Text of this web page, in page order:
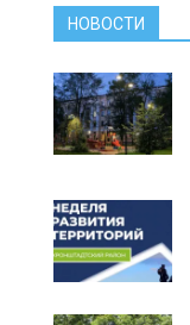
НОВОСТИ